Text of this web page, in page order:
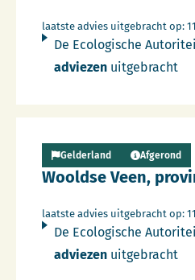
laatste advies uitgebracht op:
De Ecologische
adviezenuitgebracht
Wooldse Veen,
Gelderland Afgerond
laatste advies uitgebracht op:
De Ecologische
adviezenuitgebracht